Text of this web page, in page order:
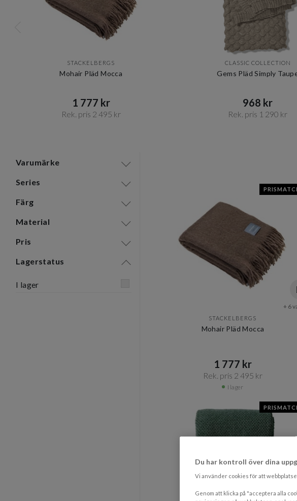
STACKELBERGS
Mohair Pläd Mocca
1 777 kr​​
Rek. pris 2 495 kr​​
CLASSIC COLLECTION
Gems Pläd Simply
968 kr​​
Rek. pris 1 290 kr​​
Varumärke
Series
Färg
Material
Pris
Lagerstatus
I lager
+ 6
STACKELBERGS
Mohair Pläd Mocca
1 777 kr​​
Rek. pris 2 495 kr​​
I lager
Du har kontroll över dina
Vi använder cookies för att
Genom att klicka på "acceptera alla